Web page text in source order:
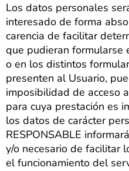
Los datos personales
interesado de forma
carencia de facilitar
que pudieran formularse
o en los distintos
presenten al Usuario,
imposibilidad de acceso
para cuya prestación es
los datos de carácter
RESPONSABLE
y/o necesario de facilitar
el funcionamiento del